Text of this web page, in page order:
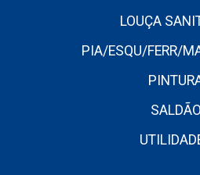
LOUÇA
PIA/ESQU/FERR/
SALDÃO